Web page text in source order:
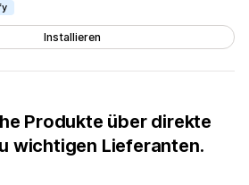
Installieren
Produkte über direkte
wichtigen Lieferanten.